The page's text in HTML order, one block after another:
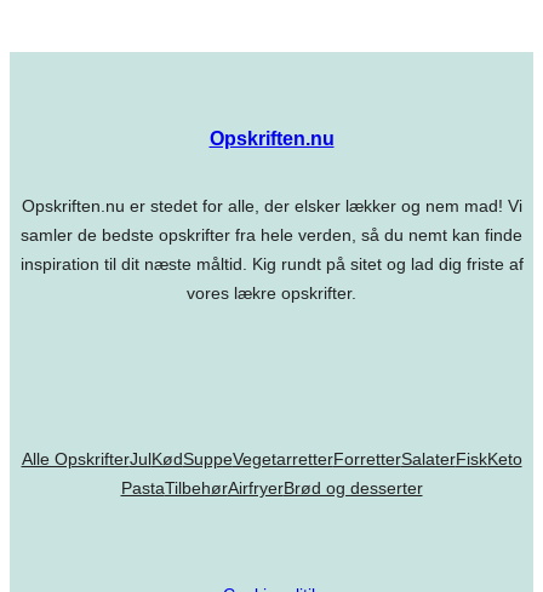
Opskriften.nu
Opskriften.nu er stedet for alle, der elsker lækker og nem mad! Vi
samler de bedste opskrifter fra hele verden, så du nemt kan finde
inspiration til dit næste måltid. Kig rundt på sitet og lad dig friste af
vores lækre opskrifter.
Alle OpskrifterJulKødSuppeVegetarretterForretterSalaterFiskKeto
PastaTilbehørAirfryerBrød og desserter